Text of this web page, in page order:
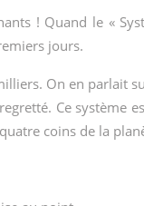
! Quand le «
jours.
On en parlait
Ce
coins de la